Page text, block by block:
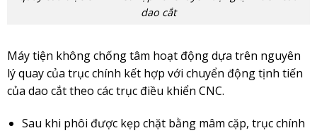
dao cắt
Máy tiện không chống tâm hoạt động dựa trên nguyên
lý quay của trục chính kết hợp với chuyển động tịnh tiến
của dao cắt theo các trục điều khiển CNC.
Sau khi phôi được kẹp chặt bằng mâm cặp, trục chính